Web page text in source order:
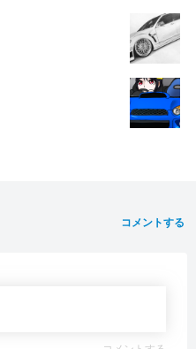
コメントする